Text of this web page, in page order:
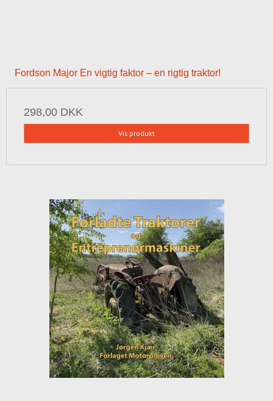
Fordson Major En vigtig faktor – en rigtig traktor!
298,00 DKK
Vis produkt